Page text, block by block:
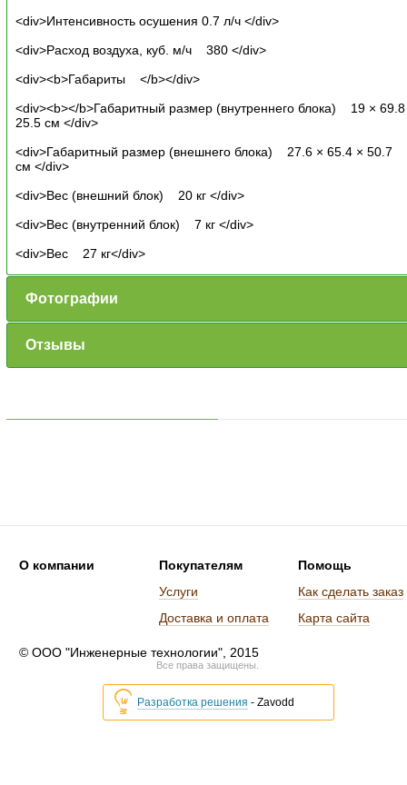
<div>Интенсивность осушения 0.7 л/ч </div>
<div>Расход воздуха, куб. м/ч 380 </div>
<div><b>Габариты </b></div>
<div><b></b>Габаритный размер (внутреннего блока) 19 ×
25.5 см </div>
<div>Габаритный размер (внешнего блока) 27.6 × 65.4 × 50.7
см </div>
<div>Вес (внешний блок) 20 кг </div>
<div>Вес (внутренний блок) 7 кг </div>
<div>Вес 27 кг</div>
Фотографии
Отзывы
О компании
Покупателям
Услуги
Доставка и оплата
Помощь
Как сделать заказ
Карта сайта
© ООО "Инженерные технологии", 2015
Все права защищены.
Разработка решения - Zavodd